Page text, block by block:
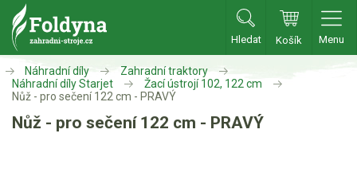
Hledat Košík Menu
Zahradní traktory
Zahradní ridery
Náhradní díly
Zahradní traktory
Náhradní díly Starjet
Žací ústrojí 102, 122 cm
Nůž - pro sečení 122 cm - PRAVÝ
Nůž - pro sečení 122 cm - PRAVÝ